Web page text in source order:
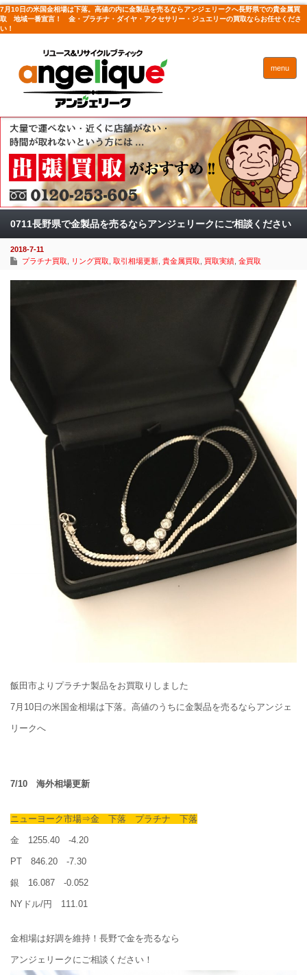
7月10日の米国金相場は下落。高値の内に金製品を売るならアンジェリークへ長野県での貴金属買
取 地域一番宣言！ 金・プラチナ・ダイヤ・アクセサリー・ジュエリーの買取ならお任せくださ
い！
menu
0711長野県で金製品を売るならアンジェリークにご相談ください
2018-7-11
プラチナ買取
リング買取 取引相場更新 貴金属買取 買取実績 金買取
飯田市よりプラチナ製品をお買取りしました
7月10日の米国金相場は下落。高値のうちに金製品を売るならアンジェ
リークへ
7/10 海外相場更新
ニューヨーク市場⇒金 下落 プラチナ 下落
金 1255.40 -4.20
PT 846.20 -7.30
銀 16.087 -0.052
NYドル/円 111.01
金相場は好調を維持！長野で金を売るなら
アンジェリークにご相談ください！